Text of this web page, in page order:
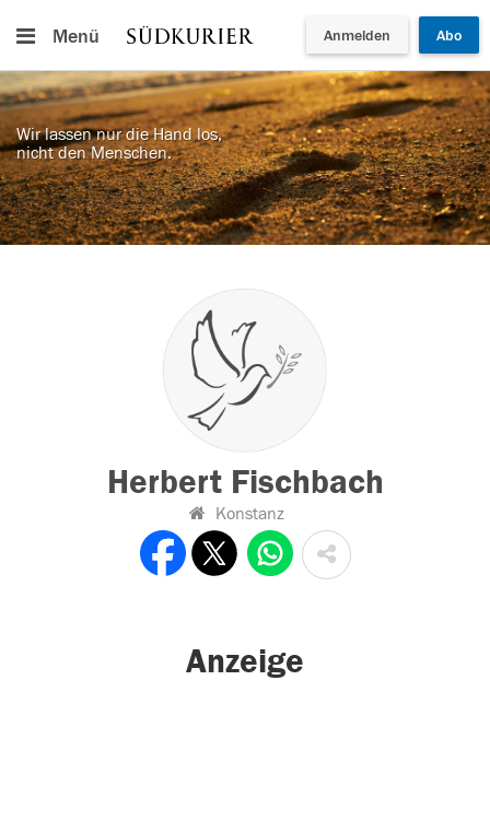
Menü Anmelden Abo
Wir lassen nur die Hand los,
nicht den Menschen.
Herbert Fischbach
Konstanz
Anzeige